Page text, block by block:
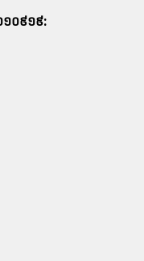
១០៩១៩: